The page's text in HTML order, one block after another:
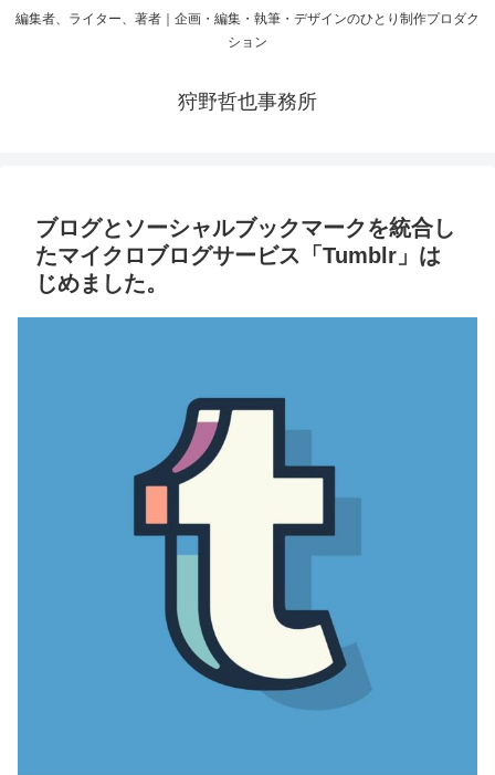
編集者、ライター、著者｜企画・編集・執筆・デザインのひとり制作プロダク
ション
狩野哲也事務所
ブログとソーシャルブックマークを統合し
たマイクロブログサービス「Tumblr」は
じめました。